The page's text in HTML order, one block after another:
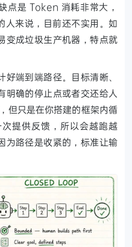
点是 Token 消耗非常大，
人来说，目前还不实用。如
变成垃圾生产机器，特点就
端到端路径。目标清晰、
明确的停止点或者交还给人
但只是在你搭建的框架内循
提供反馈，所以会越跑越
为路径是收紧的，标准让输